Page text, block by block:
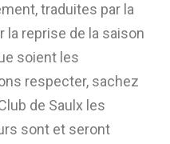
traduites par la
la reprise de la saison
soient les
respecter, sachez
de Saulx les
sont et seront